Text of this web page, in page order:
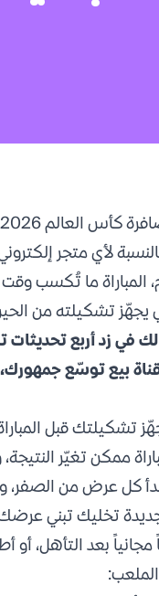
لأي متجر
المباراة ما تُكسب
يجهّز تشكيلته من
في زد أربع
بيع توسّع
تشكيلتك قبل
ممكن تغيّر
يبدأ كل عرض من
تخليك تبني
بعد التأهل،